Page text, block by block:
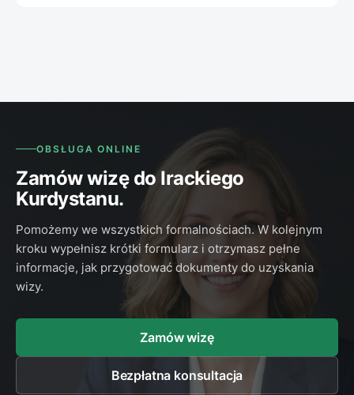
OBSŁUGA ONLINE
Zamów wizę do Irackiego
Kurdystanu.
Pomożemy we wszystkich formalnościach. W kolejnym
kroku wypełnisz krótki formularz i otrzymasz pełne
informacje, jak przygotować dokumenty do uzyskania
wizy.
Zamów wizę
Bezpłatna konsultacja